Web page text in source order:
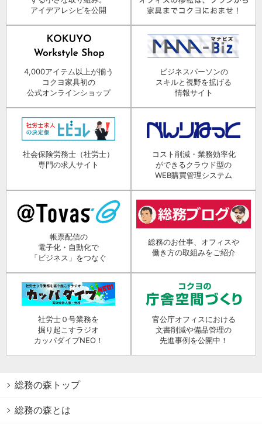
アイデアレシピを公開
4,000アイテム以上が揃う
コクヨ家具初の
公式オンラインショップ
ビジネスパーソンの
スキルと視野を拡げる
情報サイト
社会保険労務士（社労士）
専門の求人サイト
コスト削減・業務効率化
ができるクラウド型の
WEB購買管理システム
帳票配信の
電子化・自動化で
「ビジネス」をつなぐ
総務のお仕事、オフィスや
働き方の取組みをご紹介
社労士０号業務を
掘り起こすラジオ
カッパダイブNEO！
官公庁オフィスにおける
文書削減や備品管理の
先進事例を公開中！
総務の森トップ
総務の森とは